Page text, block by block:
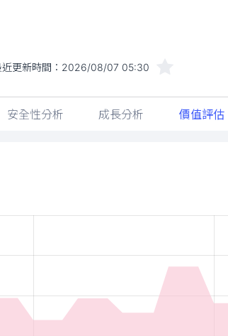
更新時間： 2026/08/07 05:30
安全性分析 成長分析 價值評估